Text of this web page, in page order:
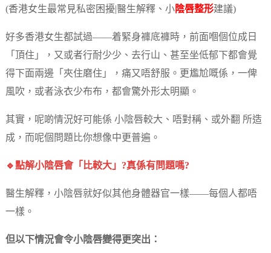
(香港女生最常見私密困擾|醫生解釋、小陰唇整形建議)
好多香港女生都試過——着緊身褲底褲時，前面嗰個位成日
「頂住」，又或者行耐少少、去行山、甚至坐低郁下都會覺
得下面兩邊「夾住磨住」，痛又唔舒服。更尷尬嘅係，一俾
風吹，或者泳衣少布布，都會驚外形太明顯。
其實，呢啲情況好可能係 小陰唇較大、唔對稱、或外翻 所造
成，而呢個問題比你想像中更普遍。
🔹點解小陰唇會「比較大」?真係有問題嗎?
醫生解釋，小陰唇就好似其他身體器官一樣——每個人都唔
一樣。
但以下情況會令小陰唇變得更突出：